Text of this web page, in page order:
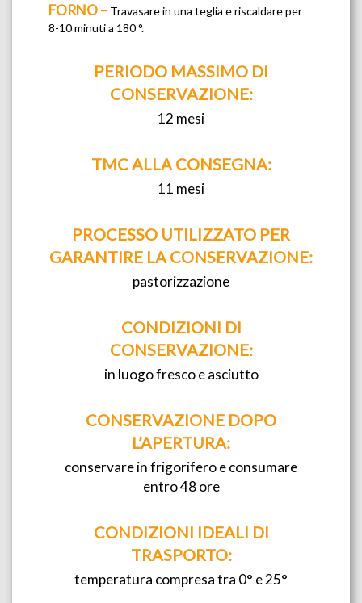
FORNO – Travasare in una teglia e riscaldare per
8-10 minuti a 180 °.
PERIODO MASSIMO DI
CONSERVAZIONE:
12 mesi
TMC ALLA CONSEGNA:
11 mesi
PROCESSO UTILIZZATO PER
GARANTIRE LA CONSERVAZIONE:
pastorizzazione
CONDIZIONI DI
CONSERVAZIONE:
in luogo fresco e asciutto
CONSERVAZIONE DOPO
L’APERTURA:
conservare in frigorifero e consumare
entro 48 ore
CONDIZIONI IDEALI DI
TRASPORTO:
temperatura compresa tra 0° e 25°